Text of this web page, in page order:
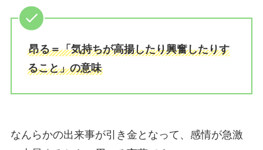
昂る＝「気持ちが高揚したり興奮したりす
ること」の意味
なんらかの出来事が引き金となって、感情が急激